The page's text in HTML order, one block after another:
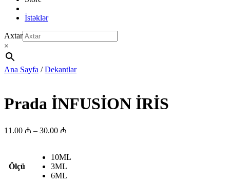
İstəklər
Axtar
×
Ana Sayfa /Dekantlar
Prada İNFUSİON İRİS
11.00 ₼ – 30.00 ₼
-
30.00 ₼
Ölçü
10ML
3ML
6ML